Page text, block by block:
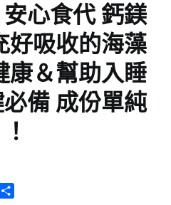
安心食代 鈣鎂
好吸收的海藻
康＆幫助入睡
備 成份單純
WhatsApp